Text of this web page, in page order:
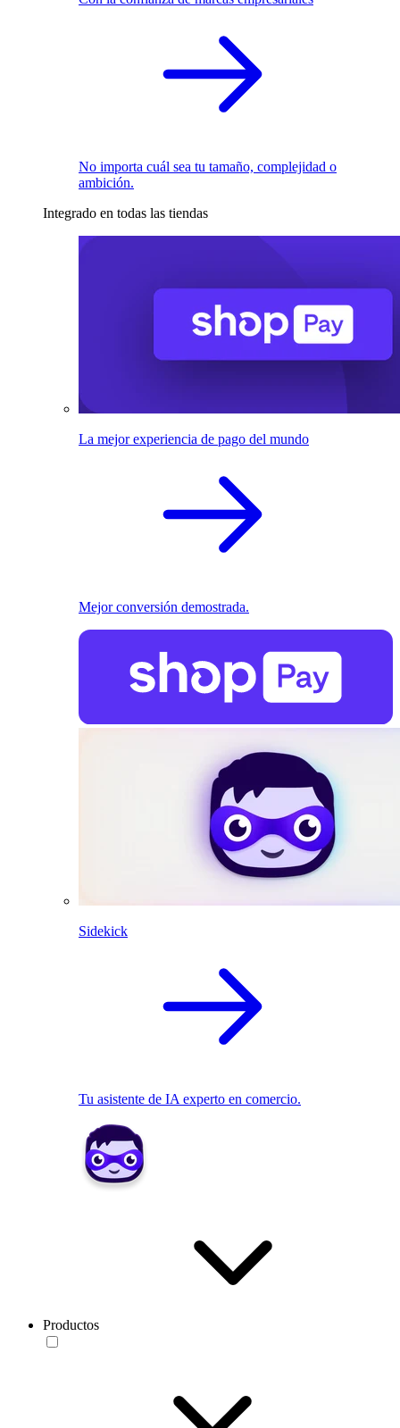
No importa cuál sea tu tamaño, complejidad o
ambición.
Integrado en todas las tiendas
La mejor experiencia de pago del mundo
Mejor conversión demostrada.
Sidekick
Tu asistente de IA experto en comercio.
Productos